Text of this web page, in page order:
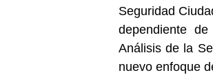
Seguridad
dependiente
Análisis de la
nuevo enfoque